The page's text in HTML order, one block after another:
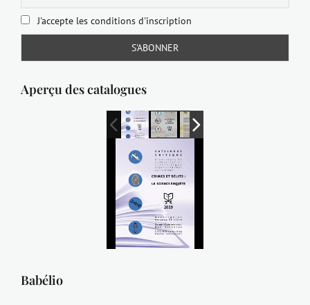
J'accepte les conditions d'inscription
Aperçu des catalogues
Babélio